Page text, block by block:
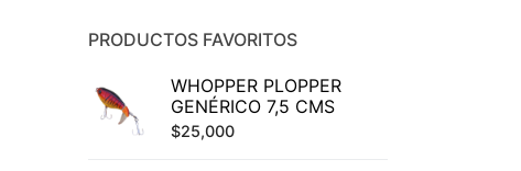
PRODUCTOS FAVORITOS
WHOPPER PLOPPER
GENÉRICO 7,5 CMS
$25,000